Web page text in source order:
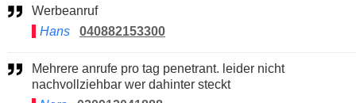
Werbeanruf
Hans
040882153300
Mehrere anrufe pro tag penetrant. leider nicht
nachvollziehbar wer dahinter steckt